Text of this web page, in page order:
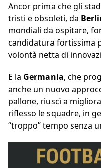
Ancor prima che gli
tristi e obsoleti, da
mondiali da ospitare,
candidatura fortissima
volontà netta di
E la Germania, che
anche un nuovo
pallone, riuscì a
riflesso le squadre, in
“troppo” tempo senza